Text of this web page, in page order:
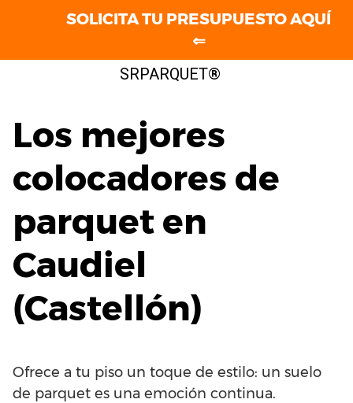
SRPARQUET®
Los mejores
colocadores de
parquet en
Caudiel
(Castellón)
Ofrece a tu piso un toque de estilo: un suelo
de parquet es una emoción continua.
SOLICITA TU PRESUPUESTO AQUÍ
⇐